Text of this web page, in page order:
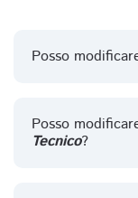
Posso
Posso
Tecnico?